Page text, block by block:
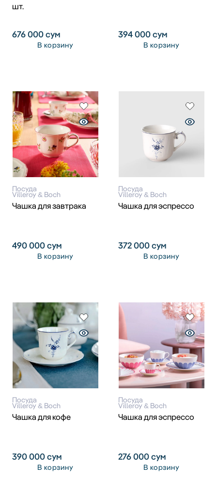
шт.
676 000сум
В корзину
394 000сум
В корзину
Посуда
Villeroy & Boch
Чашка для завтрака
490 000сум
В корзину
Посуда
Villeroy & Boch
Чашка для эспрессо
372 000сум
В корзину
Посуда
Villeroy & Boch
Чашка для кофе
390 000сум
В корзину
Посуда
Villeroy & Boch
Чашка для эспрессо
276 000сум
В корзину